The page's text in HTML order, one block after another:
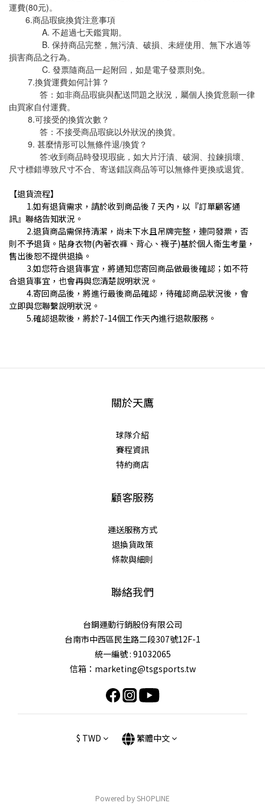
運費(80元)。
6.商品瑕疵換貨注意事項
A. 不超過七天鑑賞期。
B. 保持商品完整，無污漬、破損、未經使用、無下水過等
損害商品之行為。
C. 發票隨商品一起附回， 如是電子發票則免。
7.換貨運費如何計算？
答：如非商品瑕疵與配送問題之狀況，屬個人換貨意願一律
由買家自付運費。
8.可接受的換貨次數？
答：不接受商品瑕疵以外狀況的換貨。
9. 甚麼情形可以無條件退/換貨？
答:收到商品時發現瑕疵，如大片汙漬、破洞、拉鍊損壞、
尺寸標錯導致尺寸不合、寄送錯誤商品等可以無條件更換或退貨。
【退貨流程】
1.如有退貨需求，請於收到商品後 7 天內，以『訂單顧客通
訊』聯絡告知狀況。
2.退貨商品需保持清潔，尚未下水且吊牌完整，連同發票，否
則不予退貨。貼身衣物(內著衣褲、背心、襪子)基於個人衛生考量，
售出後恕不提供退換。
3.如您符合退貨事宜，將通知您寄回商品做最後確認；如不符
合退貨事宜，也會再與您清楚說明狀況。
4.寄回商品後，將進行最後商品確認 ， 待確認商品狀況後，會
立即與您聯繫說明狀況。
5.確認退款後， 將於7-14個工作天內進行退款服務。
關於天鷹
球隊介紹
賽程資訊
特約商店
顧客服務
運送服務方式
退換貨政策
條款與細則
聯絡我們
台鋼運動行銷股份有限公司
台南市中西區民生路二段307號12F-1
統一編號 : 91032065
信箱：marketing@tsgsports.tw
$ TWD 繁體中文
Powered by SHOPLINE